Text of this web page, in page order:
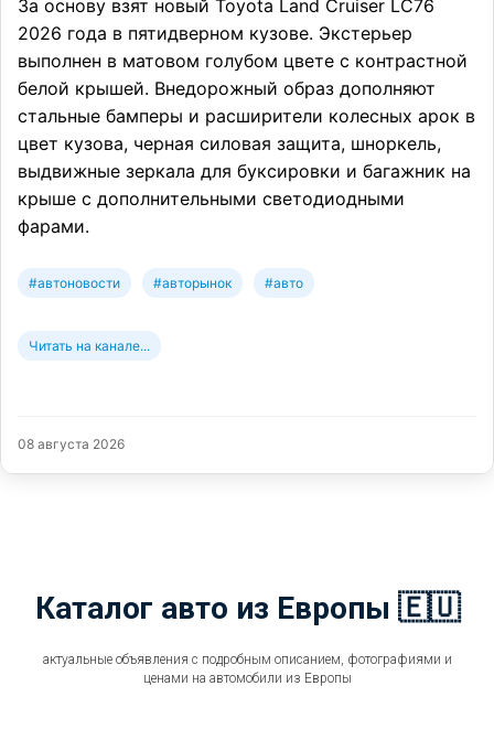
За основу взят новый Toyota Land Cruiser LC76
2026 года в пятидверном кузове. Экстерьер
выполнен в матовом голубом цвете с контрастной
белой крышей. Внедорожный образ дополняют
стальные бамперы и расширители колесных арок в
цвет кузова, черная силовая защита, шноркель,
выдвижные зеркала для буксировки и багажник на
крыше с дополнительными светодиодными
фарами.
#автоновости #авторынок #авто
Читать на канале...
08 августа 2026
Каталог авто из Европы 🇪🇺
актуальные объявления с подробным описанием, фотографиями и
ценами на автомобили из Европы